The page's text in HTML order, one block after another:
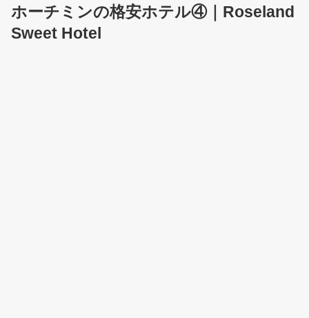
ホーチミンの格安ホテル④｜Roseland
Sweet Hotel